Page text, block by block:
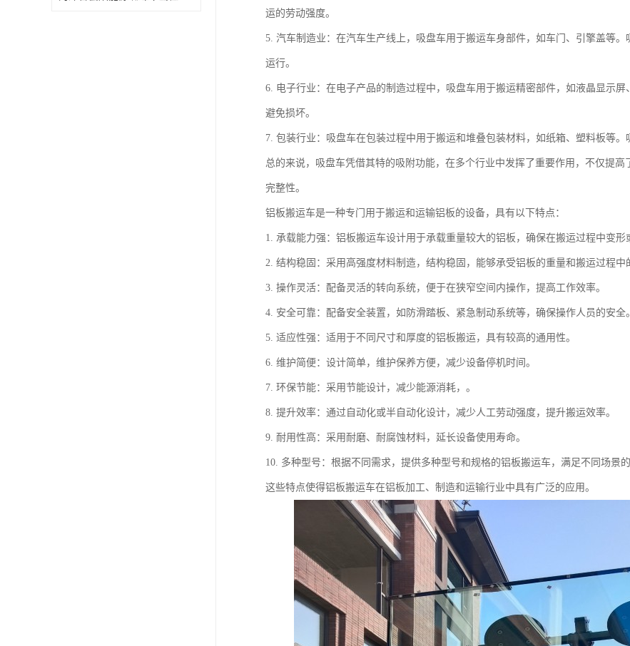
运的劳动强度。
5. 汽车制造业：在汽车生产线上，吸盘车用于搬运车身部件，如车门、引擎盖等
运行。
6. 电子行业：在电子产品的制造过程中，吸盘车用于搬运精密部件，如液晶显示屏
避免损坏。
7. 包装行业：吸盘车在包装过程中用于搬运和堆叠包装材料，如纸箱、塑料板等。
总的来说，吸盘车凭借其特的吸附功能，在多个行业中发挥了重要作用，不仅提
完整性。
铝板搬运车是一种专门用于搬运和运输铝板的设备，具有以下特点：
1. 承载能力强：铝板搬运车设计用于承载重量较大的铝板，确保在搬运过程中变形
2. 结构稳固：采用高强度材料制造，结构稳固，能够承受铝板的重量和搬运过程中
3. 操作灵活：配备灵活的转向系统，便于在狭窄空间内操作，提高工作效率。
4. 安全可靠：配备安全装置，如防滑踏板、紧急制动系统等，确保操作人员的安全。
5. 适应性强：适用于不同尺寸和厚度的铝板搬运，具有较高的通用性。
6. 维护简便：设计简单，维护保养方便，减少设备停机时间。
7. 环保节能：采用节能设计，减少能源消耗，。
8. 提升效率：通过自动化或半自动化设计，减少人工劳动强度，提升搬运效率。
9. 耐用性高：采用耐磨、耐腐蚀材料，延长设备使用寿命。
10. 多种型号：根据不同需求，提供多种型号和规格的铝板搬运车，满足不同场景的
这些特点使得铝板搬运车在铝板加工、制造和运输行业中具有广泛的应用。